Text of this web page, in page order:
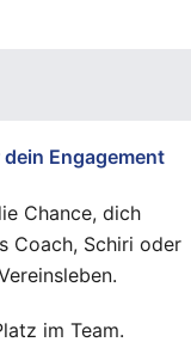
Engagement
Chance, dich
Coach, Schiri oder
im Team.